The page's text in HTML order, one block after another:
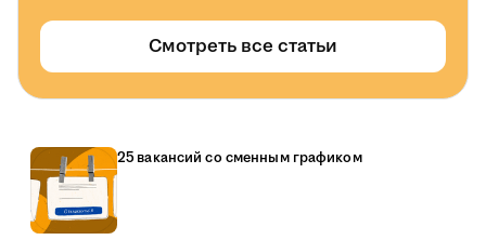
Смотреть все статьи
25 вакансий со сменным графиком